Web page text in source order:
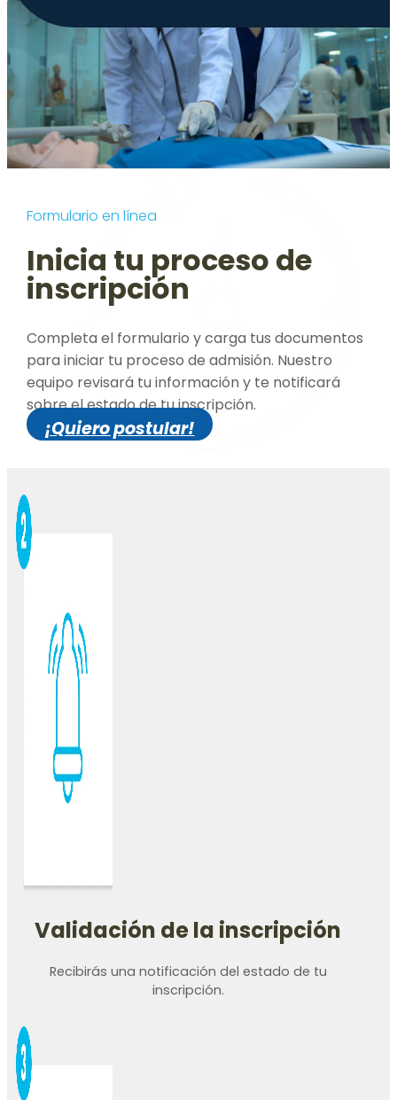
Formulario en línea
Inicia tu proceso de
inscripción
Completa el formulario y carga tus documentos
para iniciar tu proceso de admisión. Nuestro
equipo revisará tu información y te notificará
sobre el estado de tu inscripción.
¡Quiero postular!
Validación de la inscripción
Recibirás una notificación del estado de tu
inscripción.